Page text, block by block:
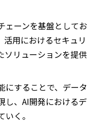
ェーンを基盤としてお
活用におけるセキュリ
ソリューションを提供
にすることで、データ
し、AI開発におけるデ
く。